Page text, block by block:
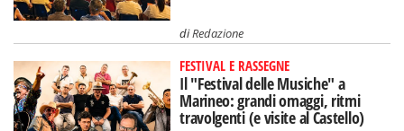
diRedazione
FESTIVAL E RASSEGNE
Il "Festival delle Musiche" a
Marineo: grandi omaggi, ritmi
travolgenti (e visite al Castello)